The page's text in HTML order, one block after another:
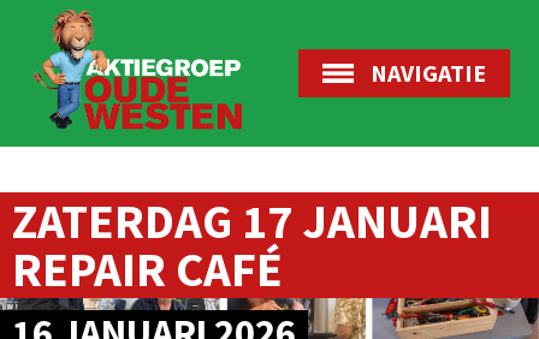
NAVIGATIE
ZATERDAG 17 JANUARI
REPAIR CAFÉ